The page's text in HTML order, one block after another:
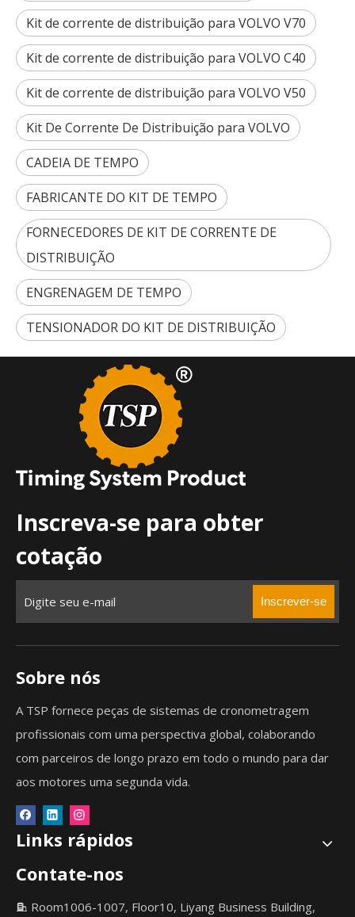
Kit de corrente de distribuição para VOLVO V70
Kit de corrente de distribuição para VOLVO C40
Kit de corrente de distribuição para VOLVO V50
Kit De Corrente De Distribuição para VOLVO
CADEIA DE TEMPO
FABRICANTE DO KIT DE TEMPO
FORNECEDORES DE KIT DE CORRENTE DE
DISTRIBUIÇÃO
ENGRENAGEM DE TEMPO
TENSIONADOR DO KIT DE DISTRIBUIÇÃO
Inscreva-se para obter
cotação
Inscrever-se
Sobre nós
A TSP fornece peças de sistemas de cronometragem
profissionais com uma perspectiva global, colaborando
com parceiros de longo prazo em todo o mundo para dar
aos motores uma segunda vida.
Links rápidos
Contate-nos
 Room1006-1007, Floor10, Liyang Business Building,